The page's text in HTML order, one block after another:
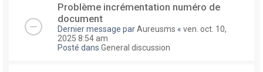
Problème incrémentation numéro de
document
Dernier message parAureusms « ven. oct. 10,
2025 8:54 am
Posté dans General discussion